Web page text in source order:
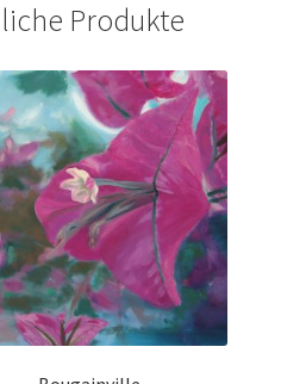
Produkte